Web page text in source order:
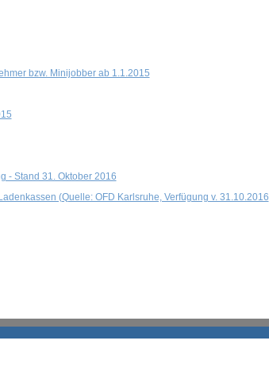
bzw. Minijobber ab 1.1.2015
- Stand 31. Oktober 2016
(Quelle: OFD Karlsruhe, Verfügung v. 31.10.2016